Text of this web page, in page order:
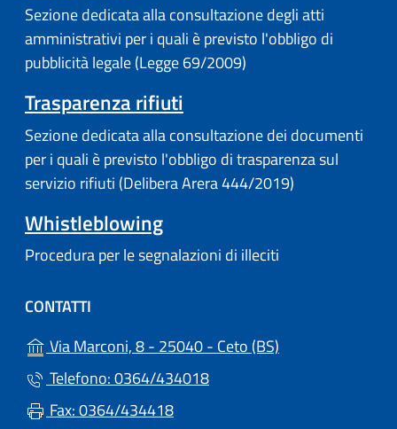
Sezione dedicata alla consultazione degli atti
amministrativi per i quali è previsto l'obbligo di
pubblicità legale (Legge 69/2009)
Trasparenza rifiuti
Sezione dedicata alla consultazione dei documenti
per i quali è previsto l'obbligo di trasparenza sul
servizio rifiuti (Delibera Arera 444/2019)
Whistleblowing
Procedura per le segnalazioni di illeciti
CONTATTI
Via Marconi, 8 - 25040 - Ceto (BS)
Telefono: 0364/434018
Fax: 0364/434418